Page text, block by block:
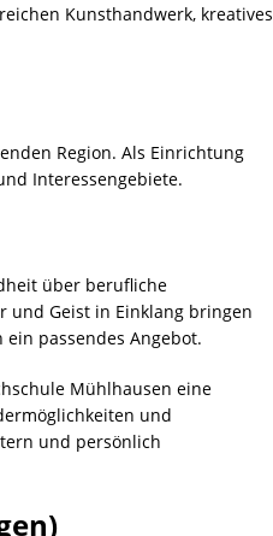
Kunsthandwerk, kreatives
Region. Als Einrichtung
Interessengebiete.
über berufliche
und Geist in Einklang bringen
passendes Angebot.
Mühlhausen eine
und
und persönlich